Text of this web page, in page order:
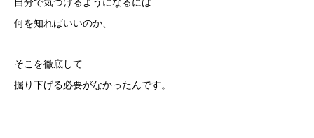
自分で気づけるようになるには
何を知ればいいのか、
そこを徹底して
掘り下げる必要がなかったんです。